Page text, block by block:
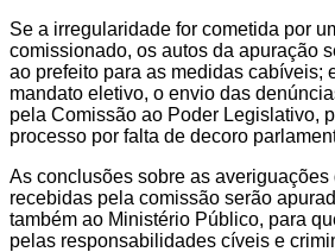
Se a irregularidade for cometida por
comissionado, os autos da apuração
ao prefeito para as medidas cabíveis;
mandato eletivo, o envio das
pela Comissão ao Poder Legislativo,
processo por falta de decoro
As conclusões sobre as
recebidas pela comissão serão
também ao Ministério Público, para
pelas responsabilidades cíveis e